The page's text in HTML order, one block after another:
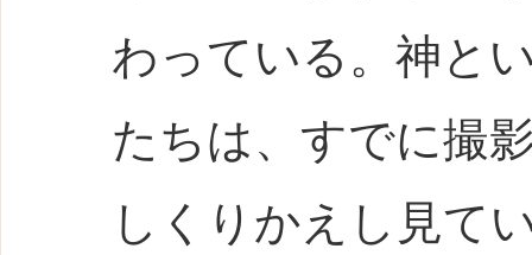
わっている。神と
たちは、すでに撮
しくりかえし見て